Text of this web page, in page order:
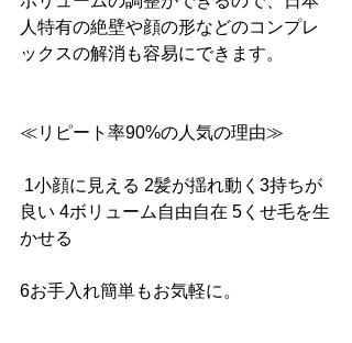
人特有の絶壁や顔の形などのコンプレ
ックスの解消も容易にできます。
≪リピート率90%の人気の理由≫
1小顔に見える 2髪が揺れ動く3持ちが
良い 4ボリューム自由自在 5くせ毛を生
かせる
6お手入れ簡単もお気軽に。